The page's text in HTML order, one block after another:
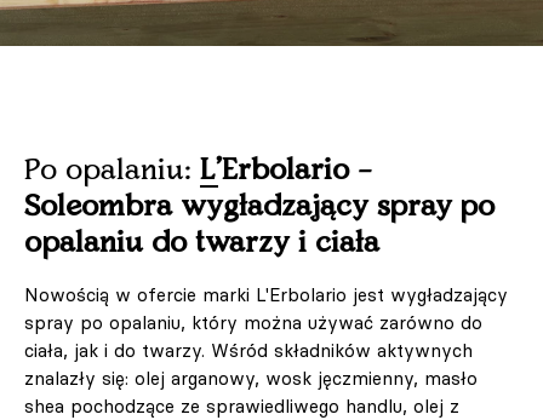
Po opalaniu: L'Erbolario –
Soleombra wygładzający spray po
opalaniu do twarzy i ciała
Nowością w ofercie marki L'Erbolario jest wygładzający
spray po opalaniu, który można używać zarówno do
ciała, jak i do twarzy. Wśród składników aktywnych
znalazły się: olej arganowy, wosk jęczmienny, masło
shea pochodzące ze sprawiedliwego handlu, olej z